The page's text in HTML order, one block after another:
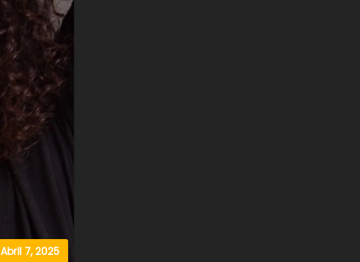
Abril 7, 2025